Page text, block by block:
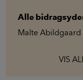
Alle
Malte
VIS